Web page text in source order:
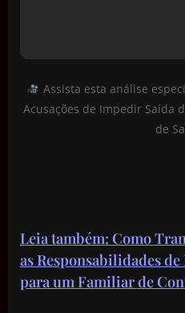
Assista esta análise
Acusações de Impedir Saída
de
Leia também: Como
as Responsabilidades
para um Familiar de